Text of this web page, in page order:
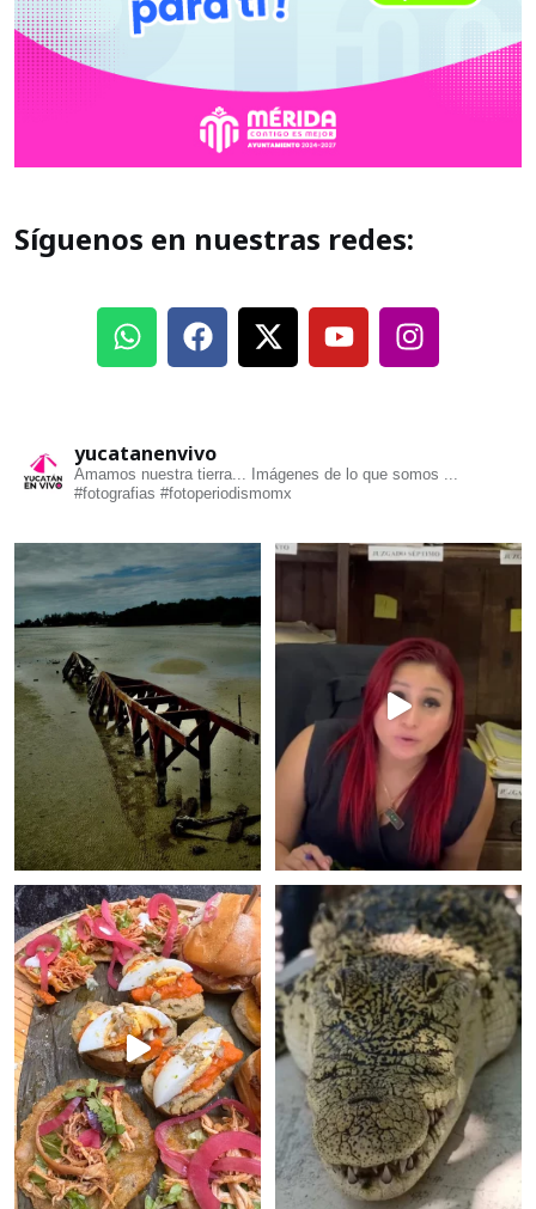
Síguenos en nuestras redes:
yucatanenvivo
Amamos nuestra tierra... Imágenes de lo que somos ...
#fotografias #fotoperiodismomx